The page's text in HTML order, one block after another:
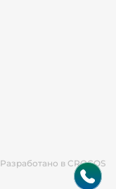
Разработано в CROCOS